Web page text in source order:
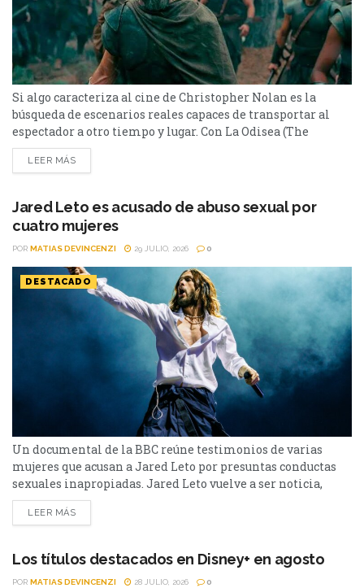
Si algo caracteriza al cine de Christopher Nolan es la
búsqueda de escenarios reales capaces de transportar al
espectador a otro tiempo y lugar. Con La Odisea (The
Odyssey), el director volvió a apostar por paisajes
imponentes para recrear el viaje de Odiseo. El rodaje se
atención a lugares que...
LEER MÁS
Jared Leto es acusado de abuso sexual por
cuatro mujeres
POR MATIAS DEVINCENZI 29 JULIO, 2026 0
DESTACADO
Un documental de la BBC reúne testimonios de varias
mujeres que acusan a Jared Leto por presuntas conductas
sexuales inapropiadas. Jared Leto vuelve a ser noticia,
aunque esta vez lejos de la pantalla. El actor ganador del
Oscar y líder de Thirty Seconds to Mars enfrenta una nueva
Leto: Hollywood's Dark...
LEER MÁS
Los títulos destacados en Disney+ en agosto
POR MATIAS DEVINCENZI 28 JULIO, 2026 0